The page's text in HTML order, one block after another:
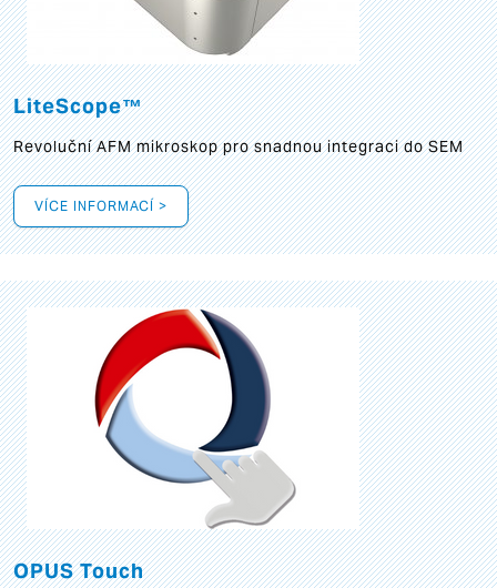
LiteScope™
Revoluční AFM mikroskop pro snadnou integraci do SEM
VÍCE INFORMACÍ >
OPUS Touch